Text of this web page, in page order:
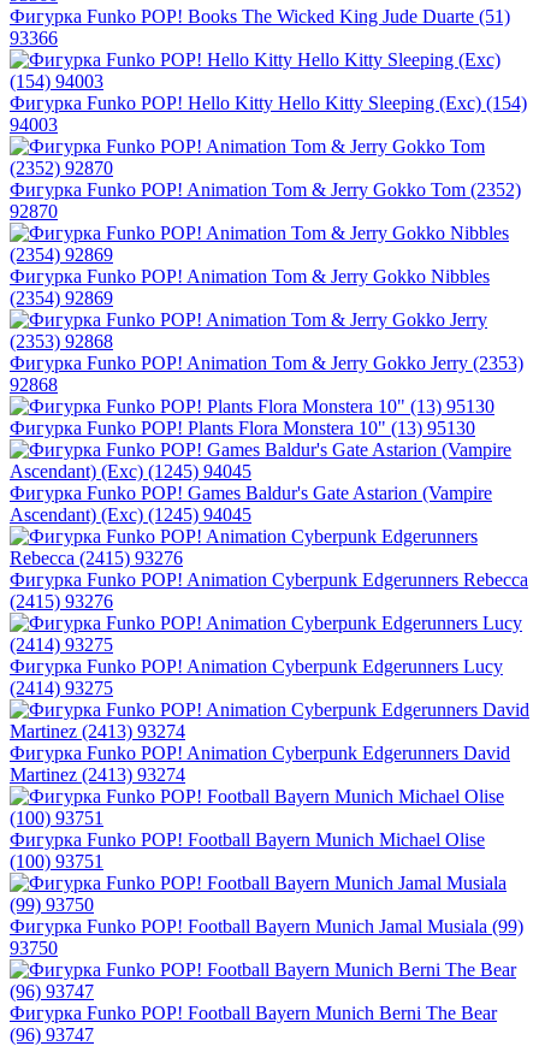
Фигурка Funko POP! Books The Wicked King Jude Duarte (51)
93366
Фигурка Funko POP! Hello Kitty Hello Kitty Sleeping (Exc) (154)
94003
Фигурка Funko POP! Animation Tom & Jerry Gokko Tom (2352)
92870
Фигурка Funko POP! Animation Tom & Jerry Gokko Nibbles
(2354) 92869
Фигурка Funko POP! Animation Tom & Jerry Gokko Jerry (2353)
92868
Фигурка Funko POP! Plants Flora Monstera 10" (13) 95130
Фигурка Funko POP! Games Baldur's Gate Astarion (Vampire
Ascendant) (Exc) (1245) 94045
Фигурка Funko POP! Animation Cyberpunk Edgerunners Rebecca
(2415) 93276
Фигурка Funko POP! Animation Cyberpunk Edgerunners Lucy
(2414) 93275
Фигурка Funko POP! Animation Cyberpunk Edgerunners David
Martinez (2413) 93274
Фигурка Funko POP! Football Bayern Munich Michael Olise
(100) 93751
Фигурка Funko POP! Football Bayern Munich Jamal Musiala (99)
93750
Фигурка Funko POP! Football Bayern Munich Berni The Bear
(96) 93747